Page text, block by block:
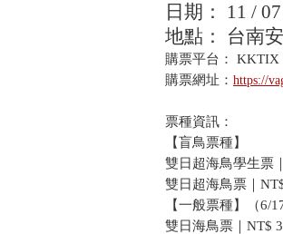
日期： 11 /
地點： 台南
購票平台： KKTIX
購票網址： https://
票種資訊：
【盲鳥票種】
雙日超海鳥學生票
雙日超海鳥票｜
【一般票種】（6/
雙日海鳥票｜NT$